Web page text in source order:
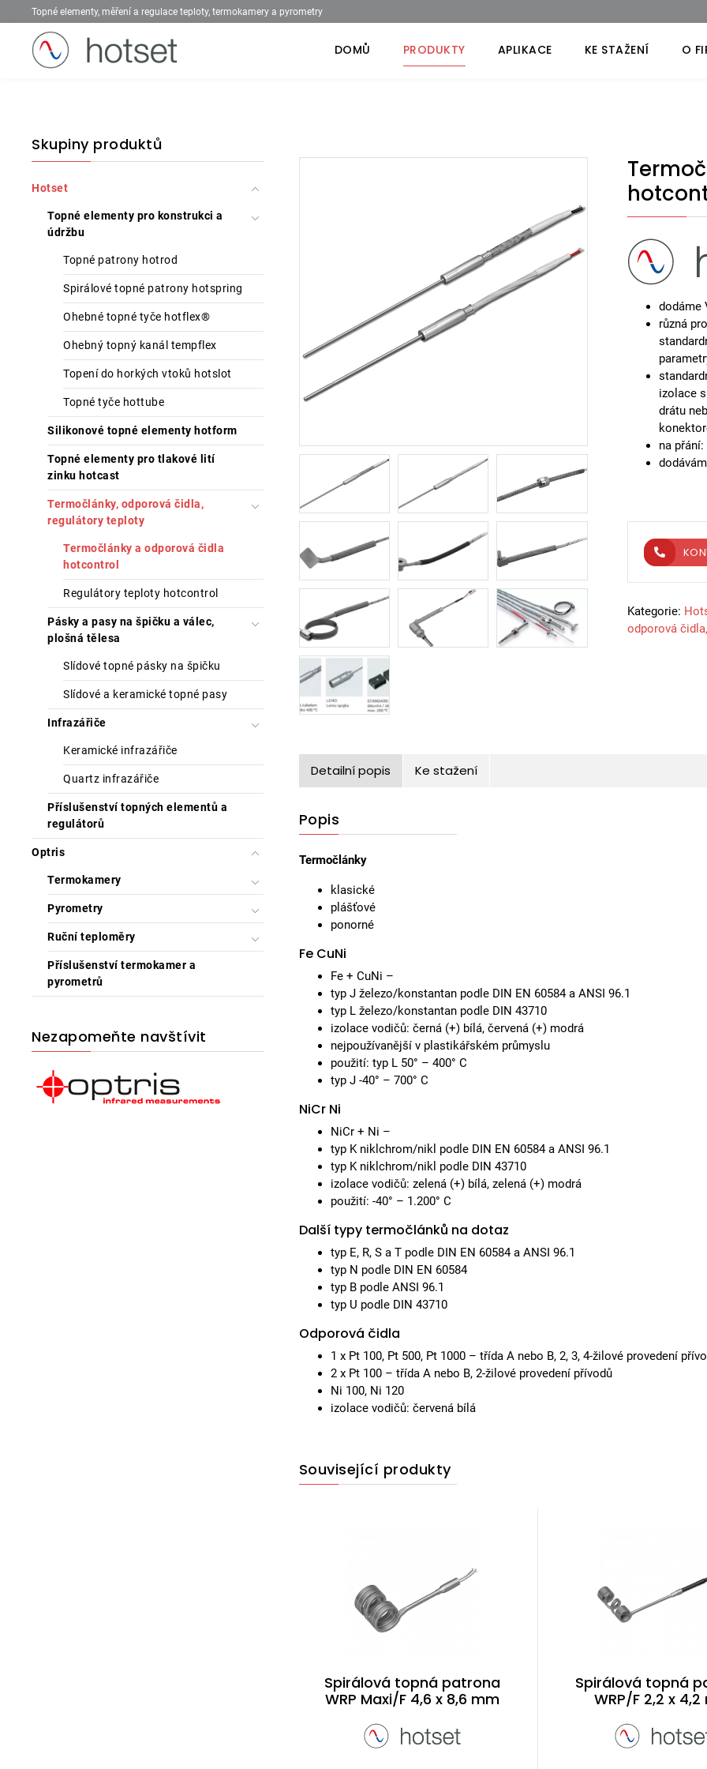
Topné elementy, měření a regulace teploty, termokamery a pyrometry
DOMŮ PRODUKTY APLIKACE KE STAŽENÍ O
Skupiny produktů
Hotset
Topné elementy pro konstrukci a
údržbu
Topné patrony hotrod
Spirálové topné patrony hotspring
Ohebné topné tyče hotflex®
Ohebný topný kanál tempflex
Topení do horkých vtoků hotslot
Topné tyče hottube
Silikonové topné elementy hotform
Topné elementy pro tlakové lití
zinku hotcast
Termočlánky, odporová čidla,
regulátory teploty
Termočlánky a odporová čidla
hotcontrol
Regulátory teploty hotcontrol
Pásky a pasy na špičku a válec,
plošná tělesa
Slídové topné pásky na špičku
Slídové a keramické topné pasy
Infrazářiče
Keramické infrazářiče
Quartz infrazářiče
Příslušenství topných elementů a
regulátorů
Optris
Termokamery
Pyrometry
Ruční teploměry
Příslušenství termokamer a
pyrometrů
Nezapomeňte navštívit
dodáme
různá
izolace
drátu
na
Kategorie:
odporová
Detailní popis Ke stažení
Popis
Termočlánky
klasické
plášťové
ponorné
Fe CuNi
Fe + CuNi –
typ J železo/konstantan podle DIN EN 60584 a ANSI 96.1
typ L železo/konstantan podle DIN 43710
izolace vodičů: černá (+) bílá, červená (+) modrá
nejpoužívanější v plastikářském průmyslu
použití: typ L 50° – 400° C
typ J -40° – 700° C
NiCr Ni
NiCr + Ni –
typ K niklchrom/nikl podle DIN EN 60584 a ANSI 96.1
typ K niklchrom/nikl podle DIN 43710
izolace vodičů: zelená (+) bílá, zelená (+) modrá
použití: -40° – 1.200° C
Další typy termočlánků na dotaz
typ E, R, S a T podle DIN EN 60584 a ANSI 96.1
typ N podle DIN EN 60584
typ B podle ANSI 96.1
typ U podle DIN 43710
Odporová čidla
1 x Pt 100, Pt 500, Pt 1000 – třída A nebo B, 2, 3, 4-žilové provedení
2 x Pt 100 – třída A nebo B, 2-žilové provedení přívodů
Ni 100, Ni 120
izolace vodičů: červená bílá
Související produkty
Spirálová topná patrona
WRP Maxi/F 4,6 x 8,6 mm
Spirálová topná
WRP/F 2,2 x